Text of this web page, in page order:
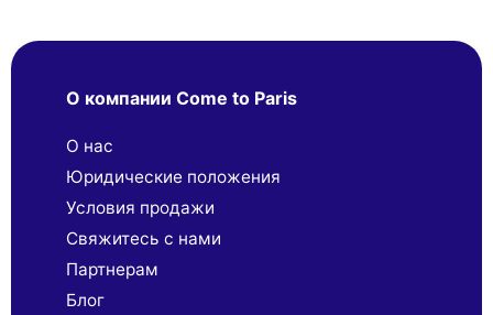
О компании Come to Paris
О нас
Юридические положения
Условия продажи
Свяжитесь с нами
Партнерaм
Блог